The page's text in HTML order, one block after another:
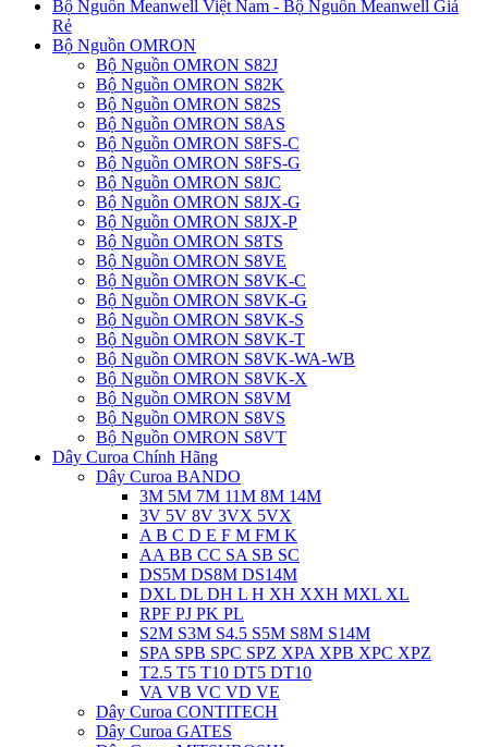
Bộ Nguồn Meanwell Việt Nam - Bộ Nguồn Meanwell Giá
Rẻ
Bộ Nguồn OMRON
Bộ Nguồn OMRON S82J
Bộ Nguồn OMRON S82K
Bộ Nguồn OMRON S82S
Bộ Nguồn OMRON S8AS
Bộ Nguồn OMRON S8FS-C
Bộ Nguồn OMRON S8FS-G
Bộ Nguồn OMRON S8JC
Bộ Nguồn OMRON S8JX-G
Bộ Nguồn OMRON S8JX-P
Bộ Nguồn OMRON S8TS
Bộ Nguồn OMRON S8VE
Bộ Nguồn OMRON S8VK-C
Bộ Nguồn OMRON S8VK-G
Bộ Nguồn OMRON S8VK-S
Bộ Nguồn OMRON S8VK-T
Bộ Nguồn OMRON S8VK-WA-WB
Bộ Nguồn OMRON S8VK-X
Bộ Nguồn OMRON S8VM
Bộ Nguồn OMRON S8VS
Bộ Nguồn OMRON S8VT
Dây Curoa Chính Hãng
Dây Curoa BANDO
3M 5M 7M 11M 8M 14M
3V 5V 8V 3VX 5VX
A B C D E F M FM K
AA BB CC SA SB SC
DS5M DS8M DS14M
DXL DL DH L H XH XXH MXL XL
RPF PJ PK PL
S2M S3M S4.5 S5M S8M S14M
SPA SPB SPC SPZ XPA XPB XPC XPZ
T2.5 T5 T10 DT5 DT10
VA VB VC VD VE
Dây Curoa CONTITECH
Dây Curoa GATES